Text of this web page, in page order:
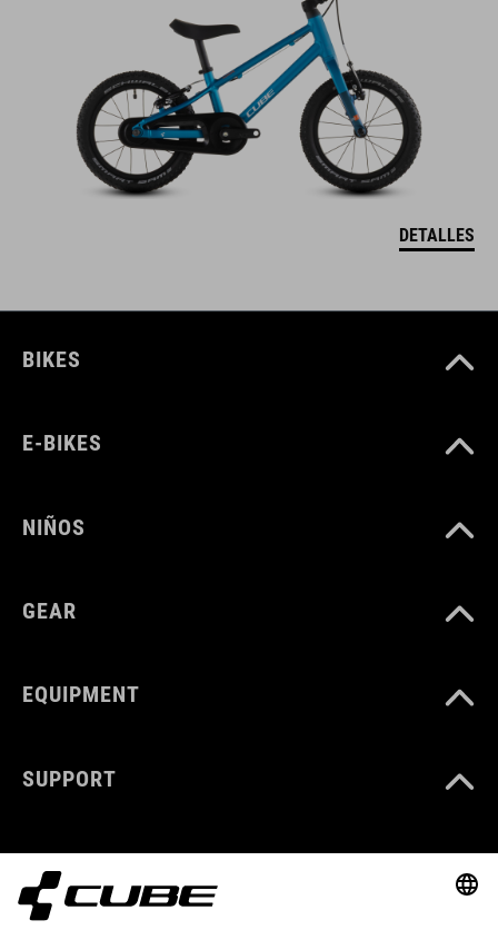
DETALLES
BIKES
E-BIKES
NIÑOS
GEAR
EQUIPMENT
SUPPORT
ABOUT US